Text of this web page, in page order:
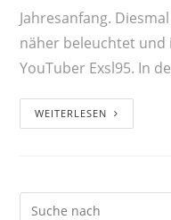
Jahresanfang.
näher beleuchtet
YouTuber Exsl95. In
WEITERLESEN